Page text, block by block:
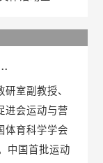
室副教授、
进会运动与营
体育科学学会
中国首批运动